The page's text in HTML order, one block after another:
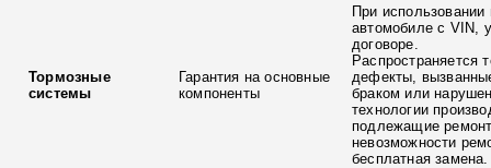
Тормозные
системы
Гарантия на основные
компоненты
При использовании
автомобиле с VIN,
договоре.
Распространяется
дефекты,
браком или
технологии
подлежащие
невозможности
бесплатная замена.